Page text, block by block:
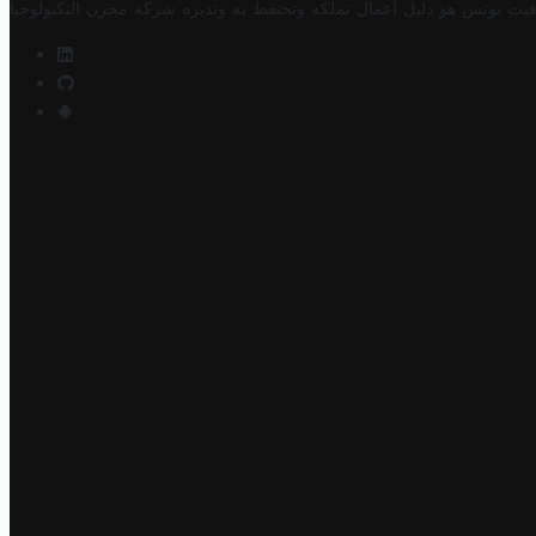
تونس هو دليل أعمال تملكه وتحتفظ به وتديره شركة مخزن التكنولوجيا